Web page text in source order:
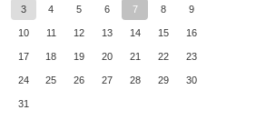
3 4 5 6 7 8 9
10 11 12 13 14 15 16
17 18 19 20 21 22 23
24 25 26 27 28 29 30
31